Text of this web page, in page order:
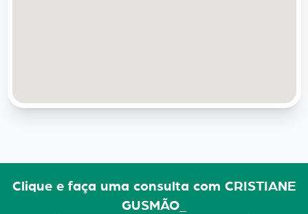
Clique e faça uma consulta com CRISTIANE
GUSMÃO_